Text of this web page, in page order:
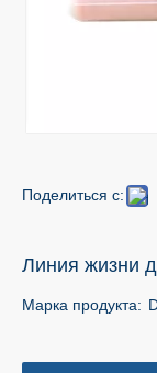
Поделиться с:
Линия жизни
Марка продукта: